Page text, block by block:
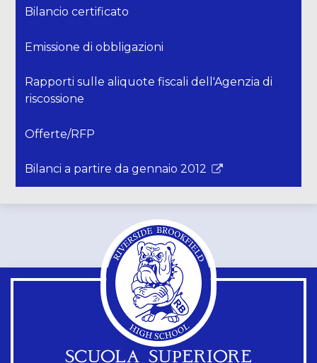
Bilancio certificato
Emissione di obbligazioni
Rapporti sulle aliquote fiscali dell'Agenzia di
riscossione
Offerte/RFP
Bilanci a partire da gennaio 2012
Il
nuova
SCUOLA SUPERIORE